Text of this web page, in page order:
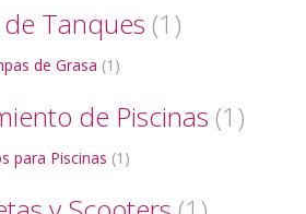
Tanques (1)
de Grasa (1)
de Piscinas (1)
para Piscinas (1)